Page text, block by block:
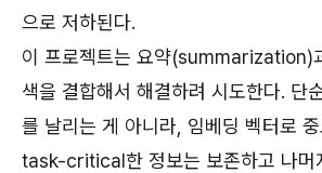
으로 저하된다.
이 프로젝트는 요약(summarization)
색을 결합해서 해결하려 시도한다. 단
를 날리는 게 아니라, 임베딩 벡터로
task-critical한 정보는 보존하고 나머